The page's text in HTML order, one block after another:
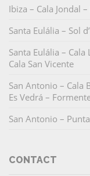
Ibiza – Cala Jondal
Santa Eulália – Sol
Santa Eulália –
Cala San Vicente
San Antonio – Cala
Es Vedrá –
San Antonio –
CONTACT